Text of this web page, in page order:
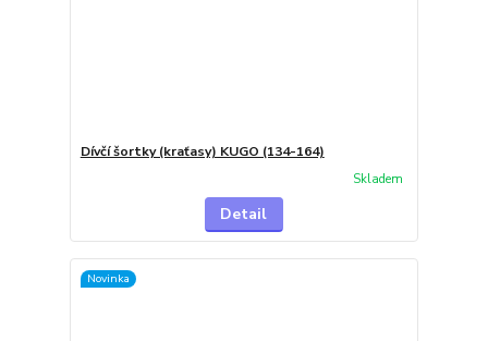
Dívčí šortky (kraťasy) KUGO (134-164)
Skladem
Detail
Novinka